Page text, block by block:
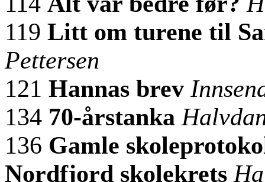
119 Litt om turene til
Pettersen
121 Hannas brev
134 70-årstanka
136 Gamle
Nordfjord skolekrets